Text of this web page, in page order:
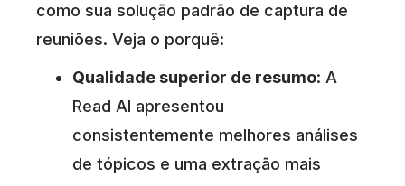
como sua solução padrão de captura de
reuniões. Veja o porquê:
Qualidade superior de resumo: A
Read AI apresentou
consistentemente melhores análises
de tópicos e uma extração mais